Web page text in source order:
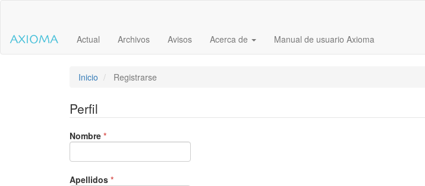
contenido
de
Actual Archivos Avisos Acerca de Manual de usuario Axioma
Inicio Registrarse
Perfil
Nombre *Obligatorio
Apellidos *Obligatorio